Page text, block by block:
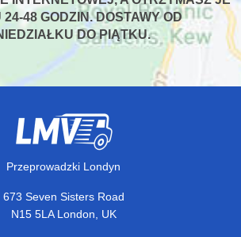
24-48 GODZIN. DOSTAWY OD
DO PIĄTKU.
Przeprowadzki Londyn
673 Seven Sisters Road
N15 5LA London, UK